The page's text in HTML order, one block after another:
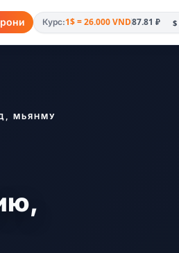
Курс:1$ = 26.000 VND87.81 ₽
МЬЯНМУ